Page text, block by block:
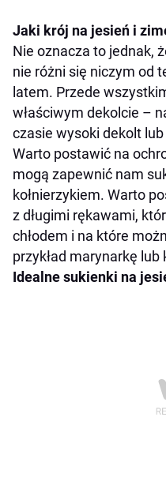
Jaki krój na jesień i
Nie oznacza to jednak,
nie różni się niczym od
latem. Przede
właściwym dekolcie –
czasie wysoki dekolt
Warto postawić na
mogą zapewnić nam
kołnierzykiem. Warto
z długimi rękawami,
chłodem i na które
przykład marynarkę lub
Idealne sukienki na